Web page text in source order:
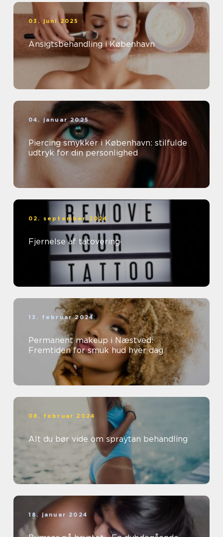
03. juni 2025
Ansigtsbehandling i København
04. januar 2025
Piercing smykker i København: stilfulde
udtryk for din personlighed
02. september 2024
Fjernelse af tatovering
13. februar 2024
Permanent makeup i Næstved:
Fremtiden for smuk hud hver dag
08. februar 2024
Alt du bør vide om spraytan behandling
18. januar 2024